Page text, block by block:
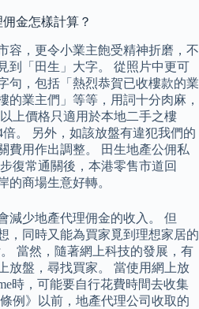
金怎樣計算？
容，更令小業主飽受精神折磨，不
到「田生」大字。 從照片中更可
句，包括「熱烈恭賀已收樓款的業
的業主們」等等，用詞十分肉麻，
上價格只適用於本地二手之樓
。 另外，如該放盤有違犯我們的
費用作出調整。 田生地產公佣私
復常通關後，本港零售市道回
的商場生意好轉。
減少地產代理佣金的收入。 但
，同時又能為買家覓到理想家居的
當然，隨著網上科技的發展，有
放盤，尋找買家。 當使用網上放
時，可能要自行花費時間去收集
例》以前，地產代理公司收取的